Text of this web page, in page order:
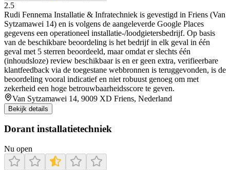
2.5
Rudi Fennema Installatie & Infratechniek is gevestigd in Friens (Van
Sytzamawei 14) en is volgens de aangeleverde Google Places
gegevens een operationeel installatie-/loodgietersbedrijf. Op basis
van de beschikbare beoordeling is het bedrijf in elk geval in één
geval met 5 sterren beoordeeld, maar omdat er slechts één
(inhoudsloze) review beschikbaar is en er geen extra, verifieerbare
klantfeedback via de toegestane webbronnen is teruggevonden, is de
beoordeling vooral indicatief en niet robuust genoeg om met
zekerheid een hoge betrouwbaarheidsscore te geven.
Van Sytzamawei 14, 9009 XD Friens, Nederland
Bekijk details
Dorant installatietechniek
Nu open